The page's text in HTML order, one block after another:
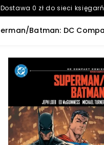
Dostawa 0 zł do sieci księgarń